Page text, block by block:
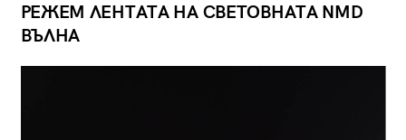
РЕЖЕМ ЛЕНТАТА НА СВЕТОВНАТА NMD
ВЪЛНА